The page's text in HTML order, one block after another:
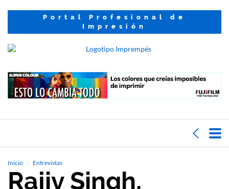
Portal Profesional de
Impresión
Inicio Entrevistas
Rajiv Singh,